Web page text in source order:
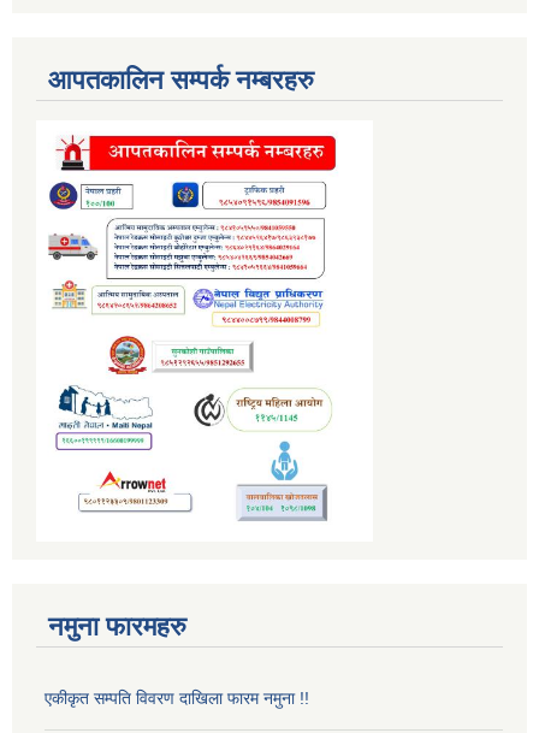
आपतकालिन सम्पर्क नम्बरहरु
नमुना फारमहरु
एकीकृत सम्पति विवरण दाखिला फारम नमुना !!